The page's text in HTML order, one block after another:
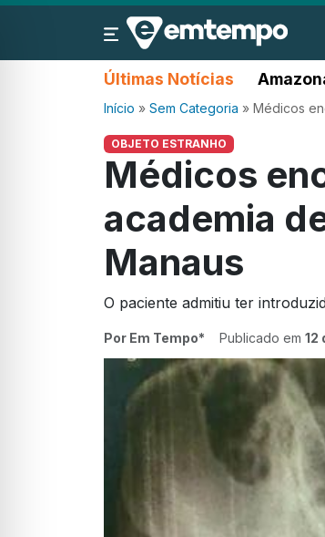
Últimas Notícias
Início » Sem Categoria » Médicos
OBJETO ESTRANHO
Médicos
academia
Manaus
O paciente admitiu ter
Por Em Tempo* Publicado em 12